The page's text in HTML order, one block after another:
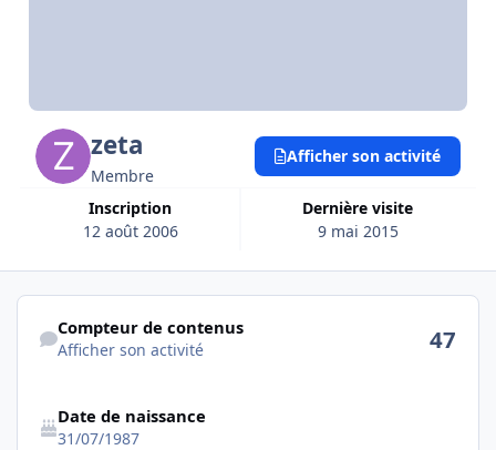
zeta
Membre
Inscription
12 août 2006
Dernière visite
9 mai 2015
Afficher son activité
Afficher son activité
Compteur de contenus
Afficher son activité 47
Date de naissance
31/07/1987